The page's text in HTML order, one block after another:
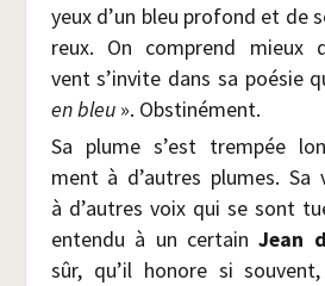
yeux d’un bleu pro­fond et de
reux. On com­prend
vent s’invite dans sa poé­sie
en bleu». Obstinément.
Sa plume s’est trem­pée
ment à d’autres plumes.
à d’autres voix qui se sont
enten­du à un cer­tainJean
sûr, qu’il honore si